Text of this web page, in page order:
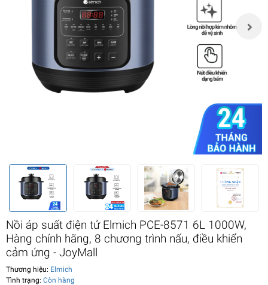
Nồi áp suất điện tử Elmich PCE-8571 6L 1000W,
Hàng chính hãng, 8 chương trình nấu, điều khiển
cảm ứng - JoyMall
Thương hiệu: Elmich
Tình trạng: Còn hàng